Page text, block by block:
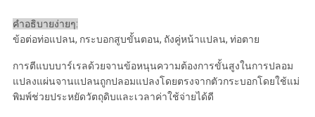
คำอธิบายง่ายๆ:
ข้อต่อท่อแปลน, กระบอกสูบขั้นตอน, ถังคู่หน้าแปลน, ท่อตาย
การตีแบบบาร์เรลด้วยจานข้อหนุนความต้องการขั้นสูงในการปลอม
แปลงแผ่นจานแปลนถูกปลอมแปลงโดยตรงจากตัวกระบอกโดยใช้แม่
พิมพ์ช่วยประหยัดวัตถุดิบและเวลาค่าใช้จ่ายได้ดี